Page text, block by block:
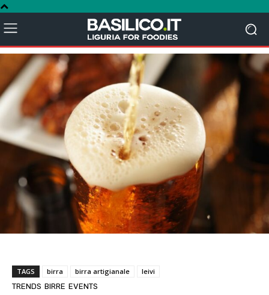
TAGS birra birra artigianale
leivi
TRENDS BIRRE EVENTS